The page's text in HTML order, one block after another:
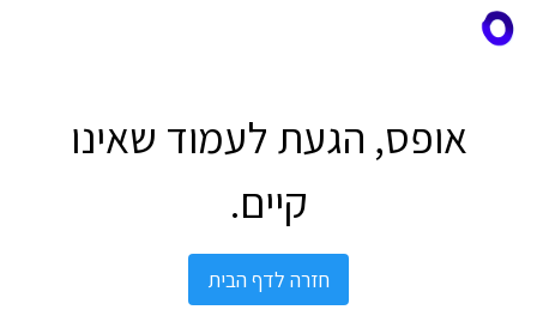
אופס, הגעת לעמוד שאינו
קיים.
חזרה לדף הבית